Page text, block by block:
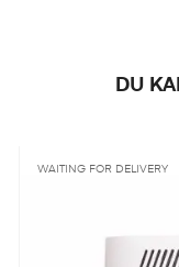
DU
WAITING FOR DELIVERY